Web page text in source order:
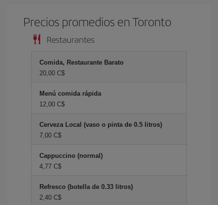
Precios promedios en Toronto
Restaurantes
Comida, Restaurante Barato
20,00 C$
Menú comida rápida
12,00 C$
Cerveza Local (vaso o pinta de 0.5 litros)
7,00 C$
Cappuccino (normal)
4,77 C$
Refresco (botella de 0.33 litros)
2,40 C$